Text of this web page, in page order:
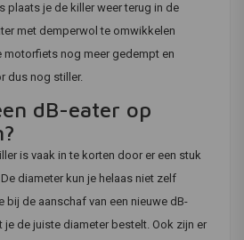
plaats je de killer weer terug in de
met demperwol te omwikkelen
motorfiets nog meer gedempt en
dus nog stiller.
dB-eater op
is vaak in te korten door er een stuk
diameter kun je helaas niet zelf
bij de aanschaf van een nieuwe dB-
de juiste diameter bestelt. Ook zijn er